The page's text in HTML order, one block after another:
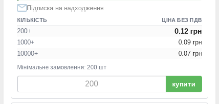
Підписка на надходження
КІЛЬКІСТЬ ЦІНА БЕЗ ПДВ
200+ 0.12 грн
1000+
0.09 грн
10000+
0.07 грн
Мінімальне замовлення: 200 шт
купити